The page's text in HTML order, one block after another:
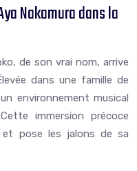
Nakamura dans la
de son vrai nom, arrive
dans une famille de
environnement musical
immersion précoce
pose les jalons de sa